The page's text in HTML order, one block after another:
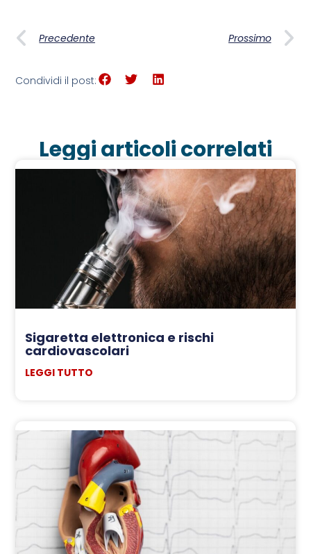
Precedente Prossimo
Condividi il post:
Leggi articoli correlati
Sigaretta elettronica e rischi
cardiovascolari
LEGGI TUTTO